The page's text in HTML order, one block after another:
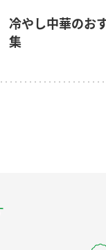
冷やし中華のお
集